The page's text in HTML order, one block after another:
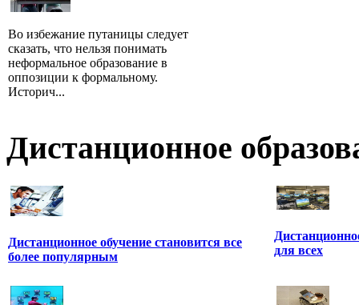
Во избежание путаницы следует
сказать, что нельзя понимать
неформальное образование в
оппозиции к формальному.
Историч...
Дистанционное
Дистанционное обучение становится все
более популярным
для всех